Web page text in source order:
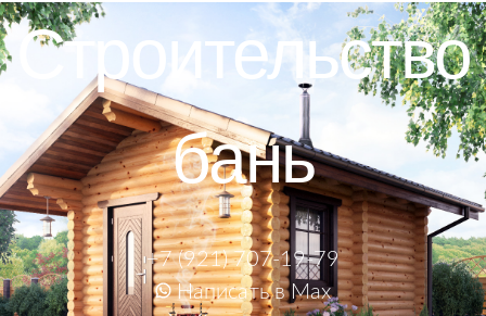
Строительство
бань
+7 (921) 707-19-79
Написать в Max